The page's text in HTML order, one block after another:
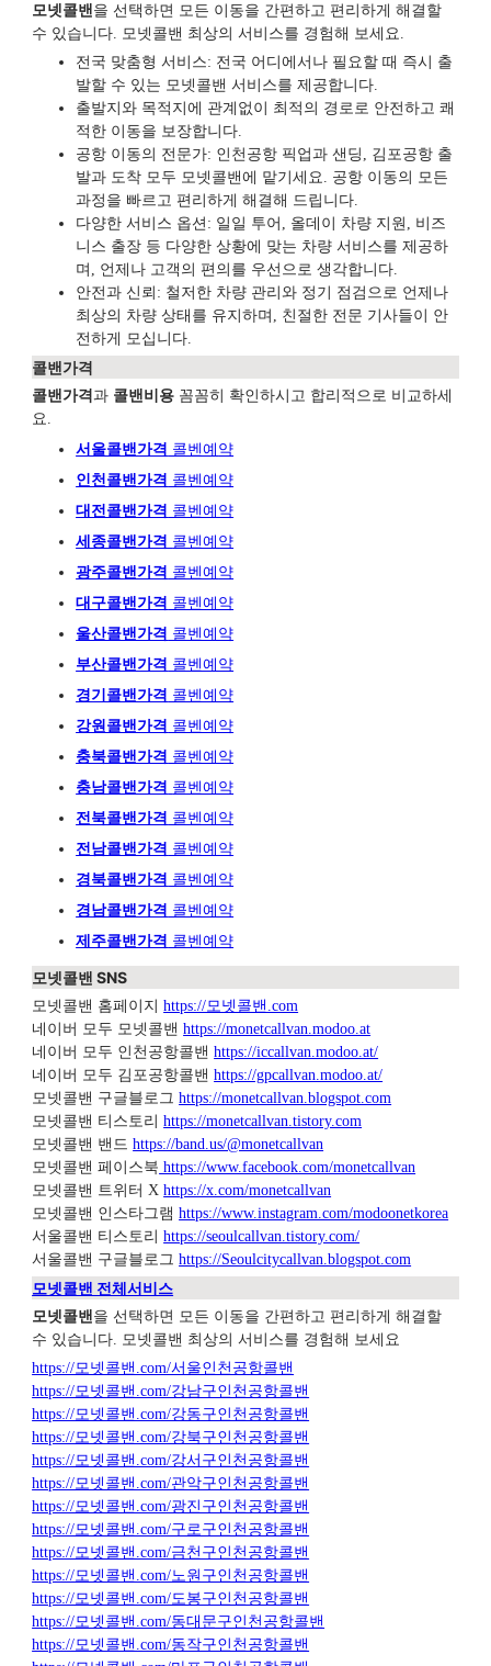
모넷콜밴 을 선택하면 모든 이동을 간편하고 편리하게 해결할
수 있습니다. 모넷콜밴 최상의 서비스를 경험해 보세요.
전국 맞춤형 서비스: 전국 어디에서나 필요할 때 즉시 출
발할 수 있는 모넷콜밴 서비스를 제공합니다.
출발지와 목적지에 관계없이 최적의 경로로 안전하고 쾌
적한 이동을 보장합니다.
공항 이동의 전문가: 인천공항 픽업과 샌딩, 김포공항 출
발과 도착 모두 모넷콜밴에 맡기세요. 공항 이동의 모든
과정을 빠르고 편리하게 해결해 드립니다.
다양한 서비스 옵션: 일일 투어, 올데이 차량 지원, 비즈
니스 출장 등 다양한 상황에 맞는 차량 서비스를 제공하
며, 언제나 고객의 편의를 우선으로 생각합니다.
안전과 신뢰: 철저한 차량 관리와 정기 점검으로 언제나
최상의 차량 상태를 유지하며, 친절한 전문 기사들이 안
전하게 모십니다.
콜밴가격
콜밴가격과 콜밴비용 꼼꼼히 확인하시고 합리적으로 비교하세
요.
서울콜밴가격 콜벤예 약
인천콜밴가격 콜벤예약
대전콜밴가격 콜벤예약
세종콜밴가격 콜벤예약
광주콜밴가격 콜벤예 약
대구콜밴가격 콜벤예약
울산콜밴가격 콜벤예약
부산콜밴가격 콜벤예약
경기콜밴가격 콜벤예약
강원콜밴가격 콜벤예약
충북콜밴가격 콜벤예약
충남콜밴가격 콜벤예약
전북콜밴가격 콜벤예약
전남콜밴가격 콜벤예약
경북콜밴가격 콜벤예약
경남콜밴가격 콜벤예약
제주콜밴가격 콜벤예약
모넷콜밴 SNS
모넷콜밴 홈페이지https://모넷콜밴.com
네이버 모두 모넷콜밴https://monetcallvan.modoo.at
네이버 모두 인천공항콜밴https://iccallvan.modoo.at/
네이버 모두 김포공항콜밴https://gpcallvan.modoo.at/
모넷콜밴 구글블로그https://monetcallvan.blogspot.com
모넷콜밴 티스토리https://monetcallvan.tistory.com
모넷콜밴 밴드https://band.us/@monetcallvan
모넷콜밴 페이스북 https://www.facebook.com/monetcallvan
모넷콜밴 트위터 Xhttps://x.com/monetcallvan
모넷콜밴 인스타그램https://www.instagram.com/modoonetkorea
서울콜밴 티스토리https://seoulcallvan.tistory.com/
서울콜밴 구글블로그https://Seoulcitycallvan.blogspot.com
모넷콜밴 전체서비스
모넷콜밴을 선택하면 모든 이동을 간편하고 편리하게 해결할
수 있습니다. 모넷콜밴 최상의 서비스를 경험해 보세요
https://모넷콜밴.com/서울인천공항콜밴
https://모넷콜밴.com/강남구인천공항콜밴
https://모넷콜밴.com/강동구인천공항콜밴
https://모넷콜밴.com/강북구인천공항콜밴
https://모넷콜밴.com/강서구인천공항콜밴
https://모넷콜밴.com/관악구인천공항콜밴
https://모넷콜밴.com/광진구인천공항콜밴
https://모넷콜밴.com/구로구인천공항콜밴
https://모넷콜밴.com/금천구인천공항콜밴
https://모넷콜밴.com/노원구인천공항콜밴
https://모넷콜밴.com/도봉구인천공항콜밴
https://모넷콜밴.com/동대문구인천공항콜밴
https://모넷콜밴.com/동작구인천공항콜밴